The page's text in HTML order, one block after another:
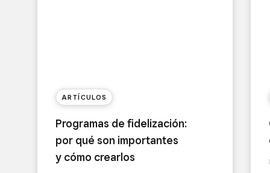
ARTÍCULOS
Programas de fidelización:
por qué son importantes
y cómo crearlos